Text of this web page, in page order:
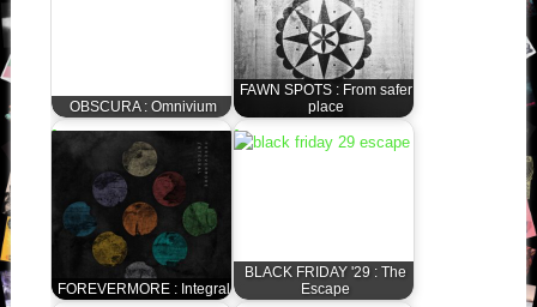
OBSCURA : Omnivium
FAWN SPOTS : From safer
place
FOREVERMORE : Integral
BLACK FRIDAY '29 : The
Escape